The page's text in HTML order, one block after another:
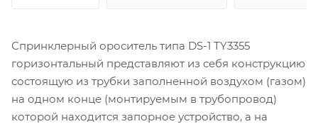
Спринклерный ороситель типа DS-1 TY3355
горизонтальный представляют из себя конструкцию
состоящую из трубки заполненной воздухом (газом)
на одном конце (монтируемым в трубопровод)
которой находится запорное устройство, а на